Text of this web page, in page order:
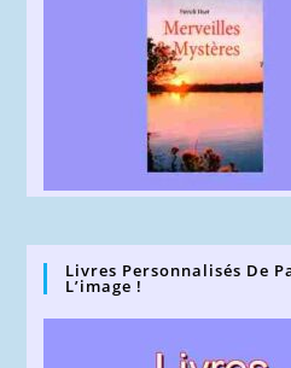
Livres Personnalisés De
L’image !